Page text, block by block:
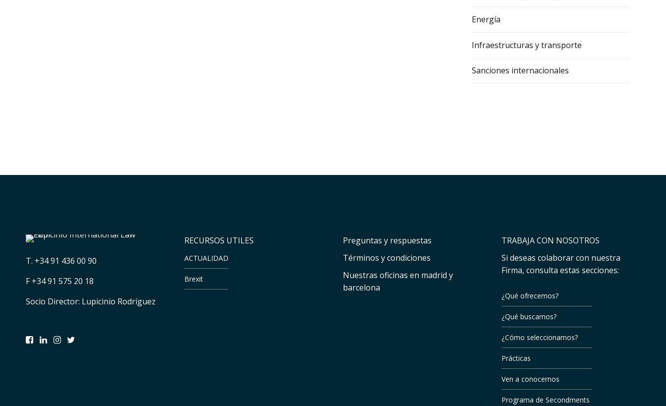
Energía
Infraestructuras y transporte
Sanciones internacionales
T. +34 91 436 00 90
F +34 91 575 20 18
Socio Director: Lupicinio Rodríguez
RECURSOS UTILES
ACTUALIDAD
Brexit
Preguntas y respuestas
Términos y condiciones
Nuestras oficinas en madrid y
barcelona
TRABAJA CON NOSOTROS
Si deseas colaborar con nuestra
Firma, consulta estas secciones:
¿Qué ofrecemos?
¿Qué buscamos?
¿Cómo seleccionamos?
Prácticas
Ven a conocernos
Programa de Secondments